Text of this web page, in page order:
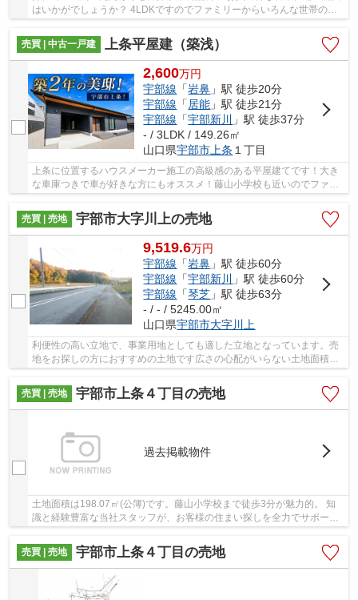
はいかがでしょうか？ 4LDKですのでファミリーからいろんな世帯の方
売買 | 中古一戸建
上条平屋建（築浅）
2,600万円
宇部線 「岩鼻 」駅 徒歩20分
宇部線 「 居能 」駅 徒歩21分
宇部線 「宇部新川
」駅 徒歩37分
- / 3LDK / 149.26㎡
山口県宇部市 上条 １丁目
上条に位置するハウスメーカー施工の高級感のある平屋建てです！大き
な車庫つきで車が好きな方にもオススメ！藤山小学校も近いのでファミ
売買 | 売地
宇部市大字川上の売地
9,519.6万円
宇部線 「岩鼻 」駅 徒歩60分
宇部線 「宇部新川
」駅 徒歩60分
宇部線 「琴芝 」駅 徒歩63分
- / - / 5245.00㎡
山口県宇部市大字川上
利便性の高い立地で、事業用地としても適した立地となっています。売
地をお探しの方におすすめの土地です広さの心配がいらない土地面積
売買 | 売地
宇部市上条４丁目の売地
過去掲載物件
土地面積は198.07㎡(公簿)です。藤山小学校まで徒歩3分が魅力的。 知
識と経験豊富な当社スタッフが、お客様の住まい探しを全力でサポート
売買 | 売地
宇部市上条４丁目の売地